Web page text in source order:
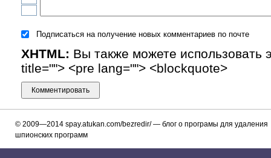
Подписаться на получение новых комментариев по почте
XHTML: Вы также можете использовать
title=""> <pre lang=""> <blockquote>
© 2009—2014 spay.atukan.com/bezredir/— блог о програмы для удаления
шпионских программ